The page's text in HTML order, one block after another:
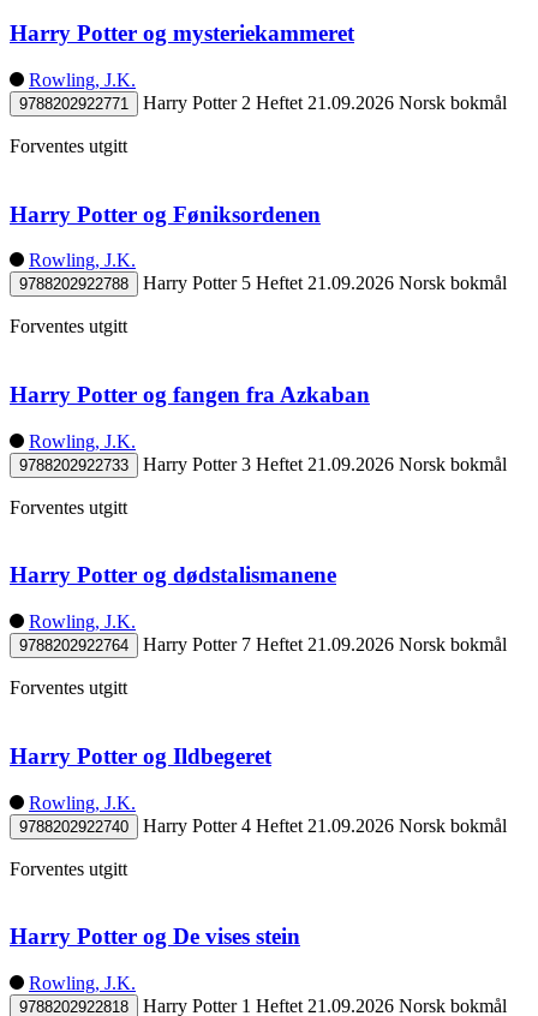
Harry Potter og mysteriekammeret
Rowling, J.K.
9788202922771 Harry Potter 2 Heftet 21.09.2026 Norsk bokmål
Forventes utgitt
Harry Potter og Føniksordenen
Rowling, J.K.
9788202922788 Harry Potter 5 Heftet 21.09.2026 Norsk bokmål
Forventes utgitt
Harry Potter og fangen fra Azkaban
Rowling, J.K.
9788202922733 Harry Potter 3 Heftet 21.09.2026 Norsk bokmål
Forventes utgitt
Harry Potter og dødstalismanene
Rowling, J.K.
9788202922764 Harry Potter 7 Heftet 21.09.2026 Norsk bokmål
Forventes utgitt
Harry Potter og Ildbegeret
Rowling, J.K.
9788202922740 Harry Potter 4 Heftet 21.09.2026 Norsk bokmål
Forventes utgitt
Harry Potter og De vises stein
Rowling, J.K.
9788202922818 Harry Potter 1 Heftet 21.09.2026 Norsk bokmål